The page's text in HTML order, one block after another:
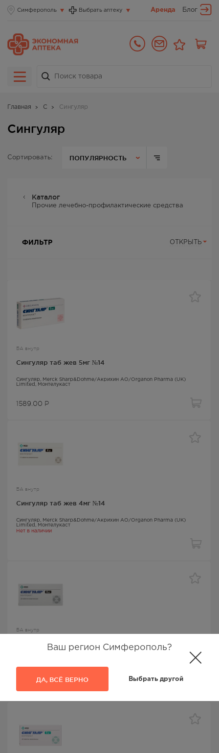
Симферополь
Ваш регион Симферополь?
ДА, ВСЁ ВЕРНО Выбрать другой
Выбрать аптеку Аренда Блог
Главная С Сингуляр
Сингуляр
Сортировать: ПОПУЛЯРНОСТЬ
Каталог
Прочие лечебно-профилактические средства
ФИЛЬТР ОТКРЫТЬ
БА внутр
Сингуляр таб жев 5мг №14
Сингуляр , Merck Sharp&Dohme/Акрихин АО/Organon Pharma (UK)
Limited, Монтелукаст
1589.00 Р
БА внутр
Сингуляр таб жев 4мг №14
Сингуляр , Merck Sharp&Dohme/Акрихин АО/Organon Pharma (UK)
Limited, Монтелукаст
Нет в наличии
БА внутр
Сингуляр таб жев 4мг №28
Limited,Монтелукаст